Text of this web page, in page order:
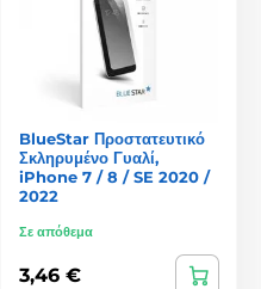
BlueStar Προστατευτικό
Σκληρυμένο Γυαλί,
iPhone 7 / 8 / SE 2020 /
2022
Σε απόθεμα
3,46 €